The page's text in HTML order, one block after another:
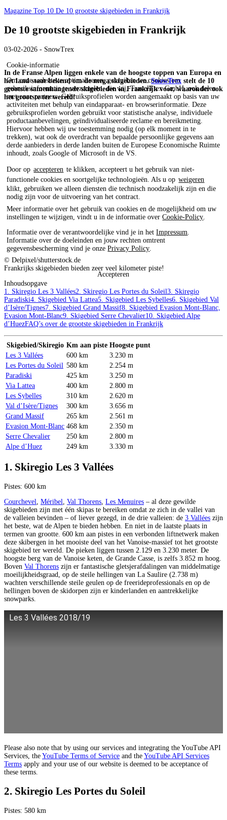
Cookie-informatie
Om onze website te optimaliseren, gebruiken we cookies om
gebruiksinformatie te verzamelen, die wij, TravelTrex GmbH, ook delen
met onze partners. Gebruiksprofielen worden aangemaakt op basis van uw
activiteiten met behulp van eindapparaat- en browserinformatie. Deze
gebruiksprofielen worden gebruikt voor statistische analyse, individuele
productaanbevelingen, geïndividualiseerde reclame en bereikmeting.
Hiervoor hebben wij uw toestemming nodig (op elk moment in te
trekken), wat ook de overdracht van bepaalde persoonlijke gegevens aan
derde aanbieders in derde landen buiten de Europese Economische Ruimte
inhoudt, zoals Google of Microsoft in de VS.
Door op accepteren te klikken, accepteert u het gebruik van niet-
functionele cookies en soortgelijke technologieën. Als u op weigeren
klikt, gebruiken we alleen diensten die technisch noodzakelijk zijn en die
nodig zijn voor de uitvoering van het contract.
Meer informatie over het gebruik van cookies en de mogelijkheid om uw
instellingen te wijzigen, vindt u in de informatie overCookie-Policy.
Informatie over de verantwoordelijke vind je in hetImpressum.
Informatie over de doeleinden en jouw rechten omtrent
gegevensbescherming vind je onzePrivacy Policy.
Accepteren
Magazine Top 10 De 10 grootste skigebieden in Frankrijk
De 10 grootste skigebieden in Frankrijk
03-02-2026 - SnowTrex
In de Franse Alpen liggen enkele van de hoogste toppen van Europa en
het land staat bekend om de mega skigebieden.SnowTrex stelt de 10
grootste samenhangende skigebieden in Frankrijk voor, waaronder ook
het grootste ter wereld!
© Delpixel/shutterstock.de
Frankrijks skigebieden bieden zeer veel kilometer piste!
Inhoudsopgave
1. Skiregio Les 3 Vallées2. Skiregio Les Portes du Soleil3. Skiregio
Paradiski4. Skigebied Via Lattea5. Skigebied Les Sybelles6. Skigebied Val
d’Isère/Tignes7. Skigebied Grand Massif8. Skigebied Evasion Mont-Blanc,
Evasion Mont-Blanc9. Skigebied Serre Chevalier10. Skigebied Alpe
d’HuezFAQ’s over de grootste skigebieden in Frankrijk
Skigebied/Skiregio Km aan piste Hoogste punt
Les 3 Vallées
600 km
3.230 m
Les Portes du Soleil 580 km
2.254 m
Paradiski
425 km
3.250 m
Via Lattea
400 km
2.800 m
Les Sybelles
310 km
2.620 m
Val d’Isère/Tignes
300 km
3.656 m
Grand Massif
265 km
2.561 m
Evasion Mont-Blanc 468 km
2.350 m
Serre Chevalier
250 km
2.800 m
Alpe d’Huez
249 km 3.330 m
1. Skiregio Les 3 Vallées
Pistes: 600 km
Courchevel Méribel Val Thorens Les Menuires – al deze gewilde
skigebieden zijn met één skipas te bereiken omdat ze zich in de vallei van
de valleien bevinden – of liever gezegd, in de drie valleien: de 3 Vallées zijn
het beste, wat de Alpen te bieden hebben. En niet in de laatste plaats in
termen van grootte. 600 km aan pistes in een verbonden liftnetwerk maken
deze skibergen in het mooiste deel van het Vanoise-massief tot het grootste
skigebied ter wereld. De pieken liggen tussen 2.129 en 3.230 meter. De
hoogste berg van de Vanoise keten, de Grande Casse, is zelfs 3.852 m hoog.
Boven Val Thorens zijn er fantastische gletsjerafdalingen van middelmatige
moeilijkheidsgraad, op de steile hellingen van La Saulire (2.738 m)
wachten verschillende steile geulen op de freerideprofessionals en op de
hellingen boven de skidorpen zijn er kinderlanden en aantrekkelijke
snowparks.
Les 3 Vallées 2018/19
Please also note that by using our services and integrating the YouTube API
Services, the YouTube Terms of Service and the YouTube API Services
Terms apply and your use of our website is deemed to be acceptance of
these terms.
2. Skiregio Les Portes du Soleil
Pistes: 580 km